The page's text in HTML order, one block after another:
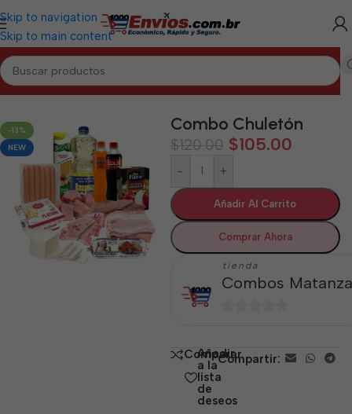
Skip to navigation
Skip to main content
Inicio/MATANZAS/Combos Matanzas
-13%
NEW
Combo Chuletón
$120.00 $105.00
- +
Añadir Al Carrito
Comprar Ahora
tienda
Combos
5
Comparar
Añadir
a la
lista
de
deseos
Compartir: